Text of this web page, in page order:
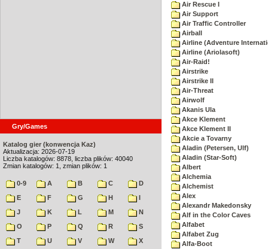
Gry/Games
Katalog gier (konwencja Kaz)
Aktualizacja: 2026-07-19
Liczba katalogów: 8878, liczba plików: 40040
Zmian katalogów: 1, zmian plików: 1
0-9 A B C
D
E
F G H
I
J
K L M
N
O
P Q R
S
T
U V W
X
Air Rescue I
Air Support
Air Traffic Controller
Airball
Airline (Adventure
Airline (Ariolasoft)
Air-Raid!
Airstrike
Airstrike II
Air-Threat
Airwolf
Akanis Ula
Akce Klement
Akce Klement II
Akcie a Tovarny
Aladin (Petersen, Ulf)
Aladin (Star-Soft)
Albert
Alchemia
Alchemist
Alex
Alexandr Makedonsky
Alf in the Color Caves
Alfabet
Alfabet Zug
Alfa-Boot